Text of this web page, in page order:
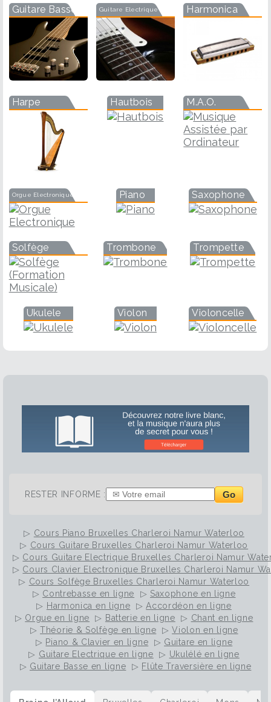
Guitare Basse Guitare Electrique Harmonica
Harpe Hautbois M.A.O.
Orgue Electronique Piano Saxophone
Solfège Trombone Trompette
Ukulele Violon Violoncelle
RESTER INFORME : Go
▷ Cours Piano Bruxelles Charleroi Namur Waterloo
▷ Cours Guitare Bruxelles Charleroi Namur Waterloo
▷ Cours Guitare Electrique Bruxelles Charleroi Namur
▷ Cours Clavier Electronique Bruxelles Charleroi Namur
▷ Cours Solfège Bruxelles Charleroi Namur Waterloo
▷ Contrebasse en ligne ▷ Saxophone en ligne
▷ Harmonica en ligne ▷Accordéon en ligne
▷ Orgue en ligne ▷ Batterie en ligne ▷ Chant en ligne
▷Théorie & Solfège en ligne ▷Violon en ligne
▷ Piano & Clavier en ligne ▷ Guitare en ligne
▷ Guitare Electrique en ligne ▷ Ukulélé en ligne
▷ Guitare Basse en ligne ▷ Flûte Traversière en ligne